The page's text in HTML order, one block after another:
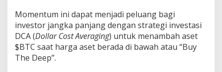
e
m
p
a
t
Momentum ini dapat menjadi peluang bagi
investor jangka panjang dengan strategi investasi
DCA (Dollar Cost Averaging) untuk menambah aset
$BTC saat harga aset berada di bawah atau “Buy
The Deep”.